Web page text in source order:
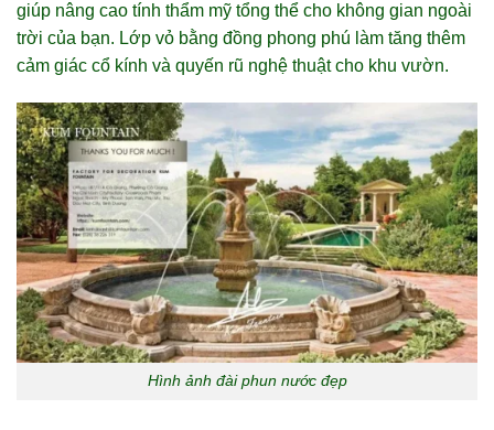
giúp nâng cao tính thẩm mỹ tổng thể cho không gian ngoài
trời của bạn. Lớp vỏ bằng đồng phong phú làm tăng thêm
cảm giác cổ kính và quyến rũ nghệ thuật cho khu vườn.
Hình ảnh đài phun nước đẹp